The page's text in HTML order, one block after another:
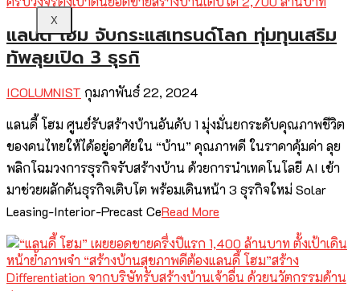
X
แลนดี้ โฮม จับกระแสเทรนด์โลก ทุ่มทุนเสริม
ทัพลุยเปิด 3 ธุรกิ
ICOLUMNIST กุมภาพันธ์ 22, 2024
แลนดี้ โฮม ศูนย์รับสร้างบ้านอันดับ 1 มุ่งมั่นยกระดับคุณภาพชีวิต
ของคนไทยให้ได้อยู่อาศัยใน “บ้าน” คุณภาพดี ในราคาคุ้มค่า ลุย
พลิกโฉมวงการธุรกิจรับสร้างบ้าน ด้วยการนำเทคโนโลยี AI เข้า
มาช่วยผลักดันธุรกิจเติบโต พร้อมเดินหน้า 3 ธุรกิจใหม่ Solar
Leasing-Interior-Precast CeRead More